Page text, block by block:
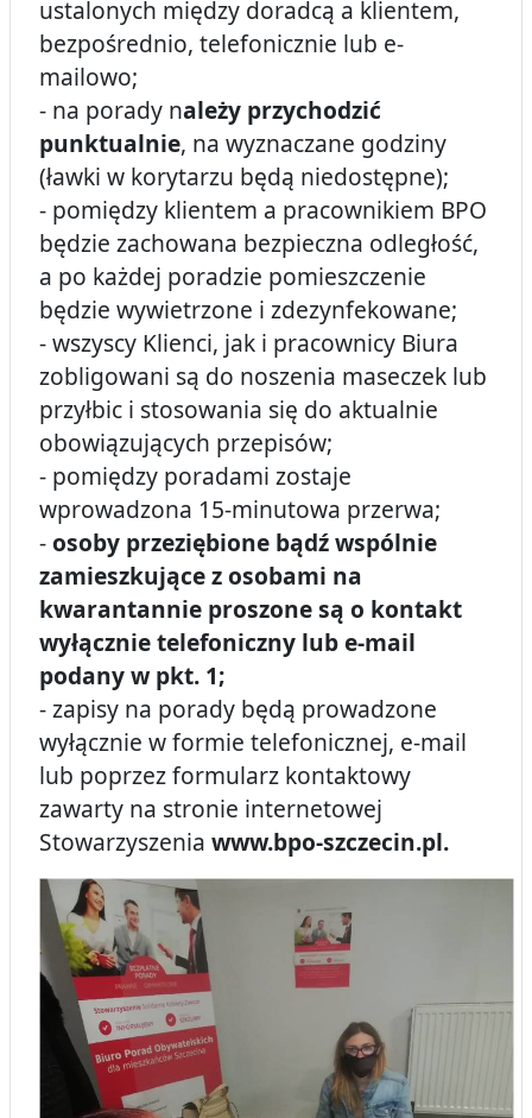
ustalonych między doradcą a klientem,
bezpośrednio, telefonicznie lub e-
mailowo;
- na porady należy przychodzić
punktualnie, na wyznaczane godziny
(ławki w korytarzu będą niedostępne);
- pomiędzy klientem a pracownikiem BPO
będzie zachowana bezpieczna odległość,
a po każdej poradzie pomieszczenie
będzie wywietrzone i zdezynfekowane;
- wszyscy Klienci, jak i pracownicy Biura
zobligowani są do noszenia maseczek lub
przyłbic i stosowania się do aktualnie
obowiązujących przepisów;
- pomiędzy poradami zostaje
wprowadzona 15-minutowa przerwa;
-osoby przeziębione bądź wspólnie
zamieszkujące z osobami na
kwarantannie proszone są o kontakt
wyłącznie telefoniczny lub e-mail
podany w pkt. 1;
- zapisy na porady będą prowadzone
wyłącznie w formie telefonicznej, e-mail
lub poprzez formularz kontaktowy
zawarty na stronie internetowej
Stowarzyszenia www.bpo-szczecin.pl.